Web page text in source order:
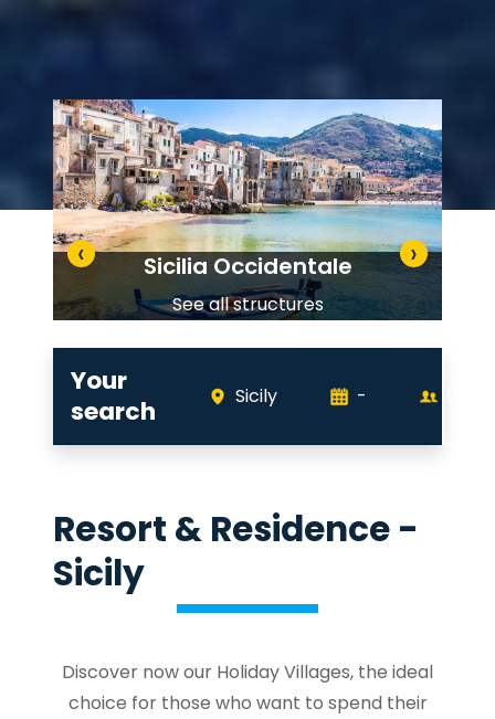
Sicilia Occidentale
See all structures
‹ ›
Your
search
Sicily -
Resort & Residence -
Sicily
Discover now our Holiday Villages, the ideal
choice for those who want to spend their